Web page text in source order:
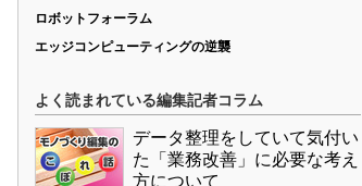
ロボットフォーラム
エッジコンピューティングの逆襲
よく読まれている編集記者コラム
データ整理をしていて気付い
た「業務改善」に必要な考え
方について